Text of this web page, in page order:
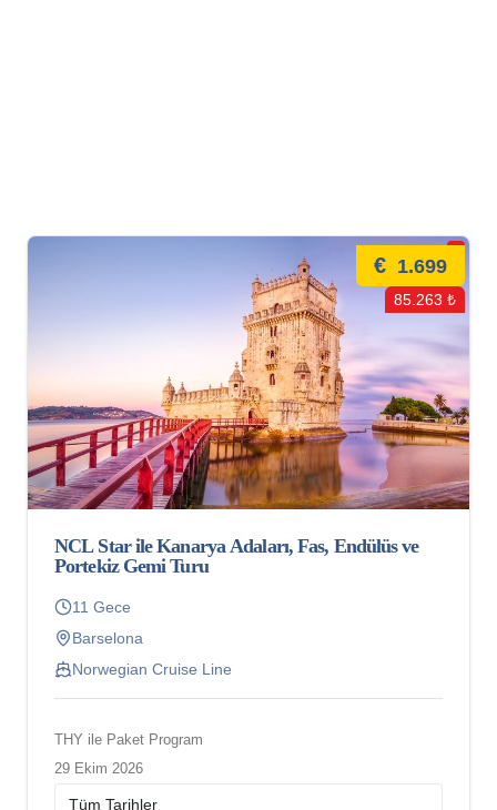
€ 1.699
85.263 ₺
NCL Star ile Kanarya Adaları, Fas, Endülüs ve
Portekiz Gemi Turu
11 Gece
Barselona
Norwegian Cruise Line
THY ile Paket Program
29 Ekim 2026